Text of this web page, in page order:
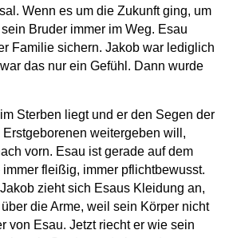
Wenn es um die Zukunft ging, um
Bruder immer im Weg. Esau
Familie sichern. Jakob war lediglich
das nur ein Gefühl. Dann wurde
Sterben liegt und er den Segen der
weitergeben will,
vorn. Esau ist gerade auf dem
fleißig, immer pflichtbewusst.
zieht sich Esaus Kleidung an,
die Arme, weil sein Körper nicht
von Esau. Jetzt riecht er wie sein